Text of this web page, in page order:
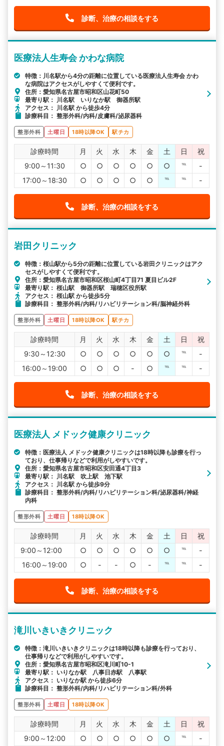
診断、治療の相談をする
医療法人生寿会 かわな病院
特徴：川名駅から4分の距離に位置している医療法人生寿会 かわ
な病院はアクセスがしやすくて便利です。
住所：愛知県名古屋市昭和区山花町50
最寄り駅： 川名駅 いりなか駅 御器所駅
アクセス： 川名駅 から徒歩4分
診療科目： 整形外科/内科/皮膚科/泌尿器科
整形外科 土曜日 18時以降OK 駅チカ
診療時間 月 火 水 木 金 土 日
祝
9:00～11:30
○ ○ ○ ○ ○ ○ ℡
-
17:00～18:30
○ ○ ○ ○ ○ ℡ ℡ -
診断、治療の相談をする
岩田クリニック
特徴：桜山駅から5分の距離に位置している岩田クリニックはアク
セスがしやすくて便利です。
住所：愛知県名古屋市昭和区桜山町4丁目71 夏目ビル2F
最寄り駅： 桜山駅 御器所駅 瑞穂区役所駅
アクセス： 桜山駅 から徒歩5分
診療科目： 整形外科/内科/リハビリテーション科/脳神経外科
整形外科 土曜日 18時以降OK 駅チカ
診療時間 月 火 水 木 金 土 日
祝
9:30～12:30
○ ○ ○ ○ ○ ○ ℡
-
16:00～19:00
○ ○ ○ - ○ ℡ ℡ -
診断、治療の相談をする
医療法人 メドック健康クリニック
特徴：医療法人 メドック健康クリニックは18時以降も診療を行っ
ており、仕事帰りなどで利用がしやすいです。
住所：愛知県名古屋市昭和区安田通4丁目3
最寄り駅： 川名駅 吹上駅 池下駅
アクセス： 川名駅 から徒歩9分
診療科目： 整形外科/内科/リハビリテーション科/泌尿器科/神経
内科
整形外科 土曜日 18時以降OK
診療時間 月 火 水 木 金 土 日
祝
9:00～12:00
○ ○ ○ ○ ○ ○ ℡
-
16:00～19:00
○ - - ○ - ℡ ℡ -
診断、治療の相談をする
滝川いきいきクリニック
特徴：滝川いきいきクリニックは18時以降も診療を行っており、
仕事帰りなどで利用がしやすいです。
住所：愛知県名古屋市昭和区滝川町10-1
最寄り駅： いりなか駅 八事日赤駅 八事駅
アクセス： いりなか駅 から徒歩6分
診療科目： 整形外科/内科/リハビリテーション科/外科
整形外科 土曜日 18時以降OK
診療時間 月 火 水 木 金 土 日
祝
9:00～12:00
○ ○ ○ ○ ○ ○ ℡
-